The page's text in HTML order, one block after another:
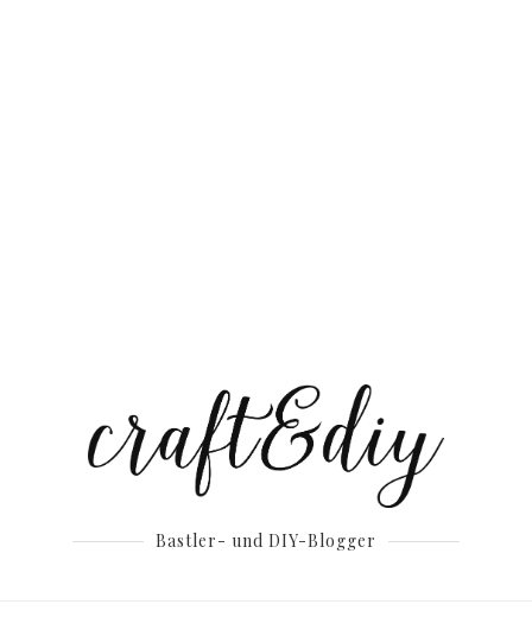
Bastler- und DIY-Blogger